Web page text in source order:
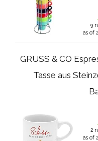
9
as of
GRUSS & CO
Tasse aus
2
as of